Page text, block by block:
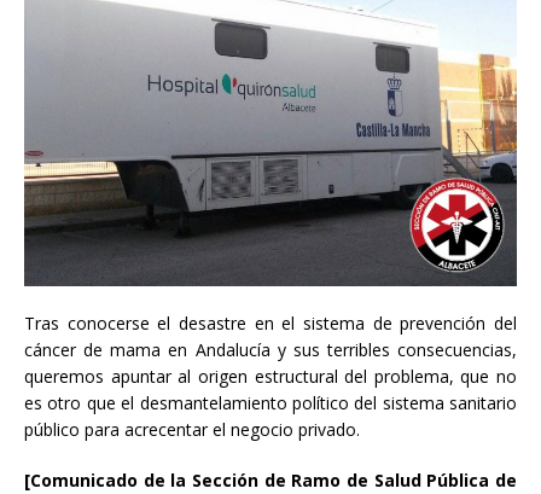
Tras conocerse el desastre en el sistema de prevención del
cáncer de mama en Andalucía y sus terribles consecuencias,
queremos apuntar al origen estructural del problema, que no
es otro que el desmantelamiento político del sistema sanitario
público para acrecentar el negocio privado.
[Comunicado de la Sección de Ramo de Salud Pública de